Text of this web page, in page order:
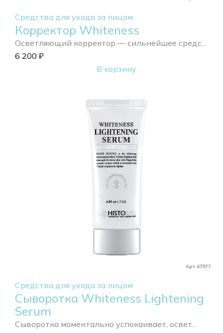
Средства для ухода за лицом
Корректор Whiteness
Осветляющий корректор — сильнейшее средс...
6 200 ₽
В корзину
Арт. 47977
Средства для ухода за лицом
Сыворотка Whiteness Lightening
Serum
Сыворотка моментально успокаивает, освет...